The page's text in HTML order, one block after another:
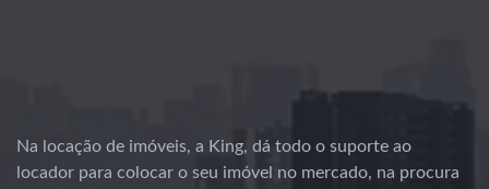
Na locação de imóveis, a King, dá todo o suporte ao
locador para colocar o seu imóvel no mercado, na procura